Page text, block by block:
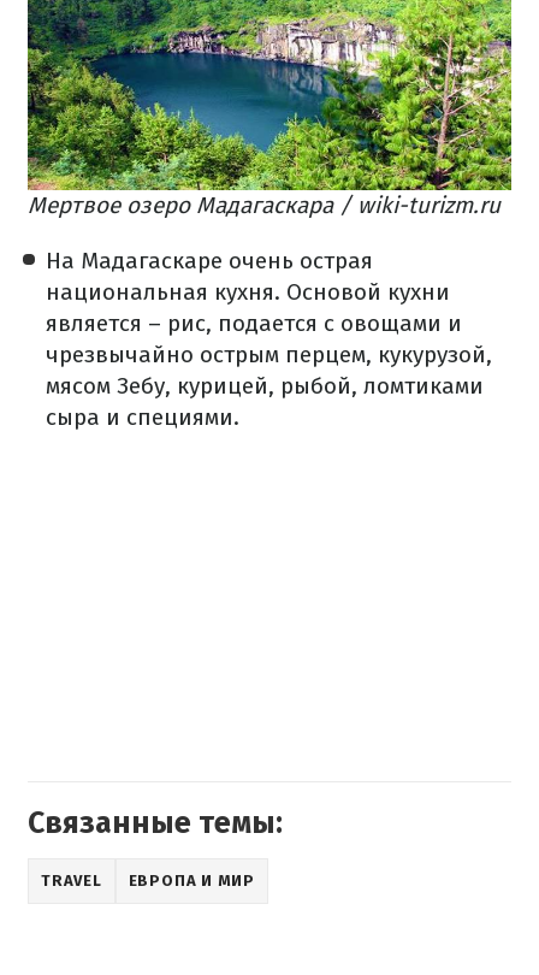
Мертвое озеро Мадагаскара / wiki-turizm.ru
На Мадагаскаре очень острая
национальная кухня. Основой кухни
является – рис, подается с овощами и
чрезвычайно острым перцем, кукурузой,
мясом Зебу, курицей, рыбой, ломтиками
сыра и специями.
Связанные темы:
TRAVEL ЕВРОПА И МИР